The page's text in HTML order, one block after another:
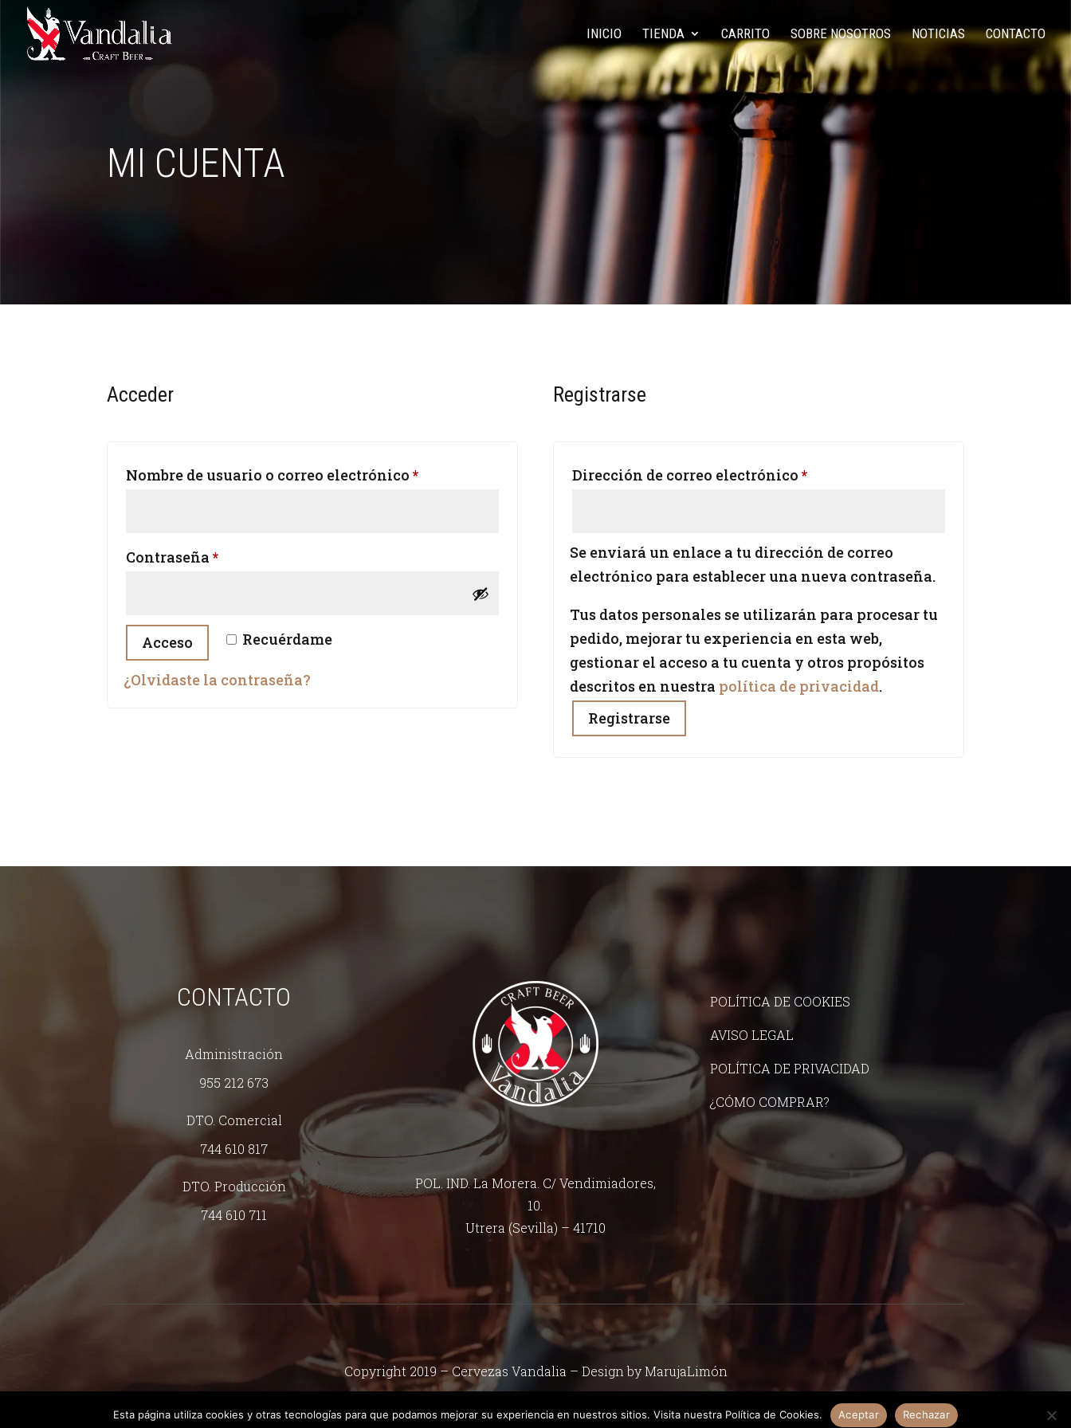
INICIO TIENDA CARRITO SOBRE NOSOTROS NOTICIAS CONTACTO
MI CUENTA
Acceder
Nombre de usuario o correo electrónico*Obligatorio
Contraseña*Obligatorio
Recuérdame
Acceso
¿Olvidaste la contraseña?
Registrarse
Dirección de correo electrónico *Obligatorio
Se enviará un enlace a tu dirección de correo
electrónico para establecer una nueva contraseña.
Tus datos personales se utilizarán para procesar tu
pedido, mejorar tu experiencia en esta web,
gestionar el acceso a tu cuenta y otros propósitos
descritos en nuestra política de privacidad.
Registrarse
CONTACTO
Administración
955 212 673
DTO. Comercial
744 610 817
DTO. Producción
744 610 711
POL. IND. La Morera. C/ Vendimiadores,
10.
Utrera (Sevilla) – 41710
POLÍTICA DE COOKIES
AVISO LEGAL
POLÍTICA DE PRIVACIDAD
¿CÓMO COMPRAR?
Copyright 2019 – Cervezas Vandalia – Design byMarujaLimón
Esta página utiliza cookies y otras tecnologías para que podamos mejorar su experiencia en nuestros sitios. Visita nuestra Política de Cookies. Aceptar Rechazar